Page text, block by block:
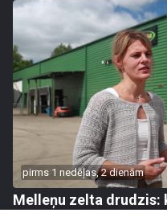
pirms 1 nedēļas, 2 dienām
Melleņu zelta drudzis: